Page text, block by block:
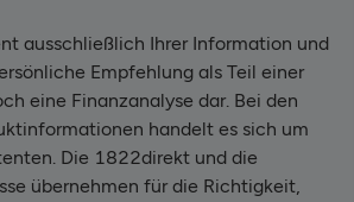
ausschließlich Ihrer Information und
Empfehlung als Teil einer
eine Finanzanalyse dar. Bei den
handelt es sich um
Die 1822direkt und die
übernehmen für die Richtigkeit,